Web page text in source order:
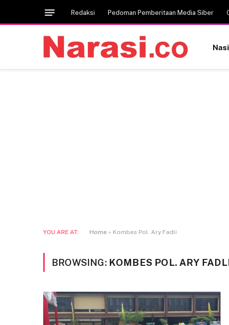
Redaksi Pedoman Pemberitaan Media Siber
YOU ARE AT: Home » Kombes Pol. Ary Fadli
BROWSING: KOMBES POL. ARY